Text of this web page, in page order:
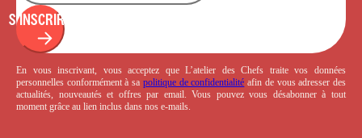
S'INSCRIRE
En vous inscrivant, vous acceptez que L’atelier des Chefs traite vos données
personnelles conformément à sa politique de confidentialité afin de vous adresser des
actualités, nouveautés et offres par email. Vous pouvez vous désabonner à tout
moment grâce au lien inclus dans nos e-mails.